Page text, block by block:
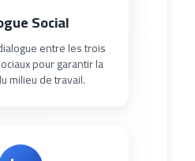
Social
entre les trois
pour garantir la
milieu de travail.